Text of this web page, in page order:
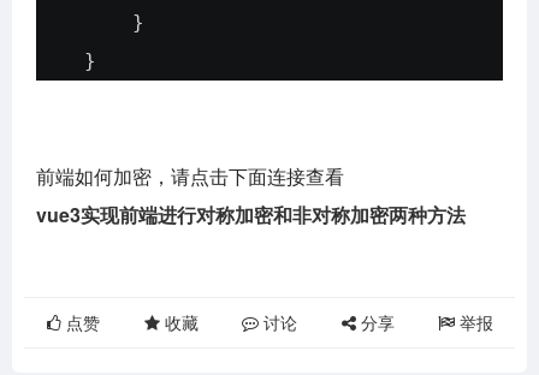
}
}
前端如何加密，请点击下面连接查看
vue3实现前端进行对称加密和非对称加密两种方法
点赞 收藏 讨论 分享 举报